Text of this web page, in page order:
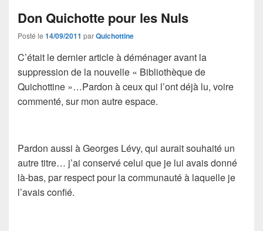
Don Quichotte pour les Nuls
Posté le 14/09/2011 parQuichottine
C’était le dernier article à déménager avant la
suppression de la nouvelle « Bibliothèque de
Quichottine »…Pardon à ceux qui l’ont déjà lu, voire
commenté, sur mon autre espace.
Pardon aussi à Georges Lévy, qui aurait souhaité un
autre titre… j’ai conservé celui que je lui avais donné
là-bas, par respect pour la communauté à laquelle je
l’avais confié.